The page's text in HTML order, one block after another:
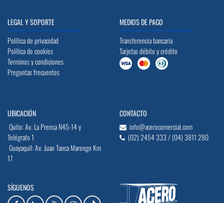
LEGAL Y SOPORTE
Política de privacidad
Política de cookies
Terminos y condiciones
Preguntas frecuentes
MEDIOS DE PAGO
Transferencia bancaria
Tarjetas débito y crédito
UBICACIÓN
Quito: Av. La Prensa N45-14 y
Telégrafo 1
Guayaquil: Av. Juan Tanca Marengo Km
17
CONTACTO
info@acerocomercial.com
(02) 2454 333 / (04) 3811 280
SÍGUENOS